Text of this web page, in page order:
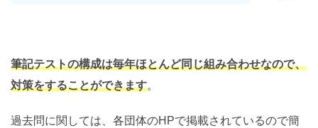
筆記テストの構成は毎年ほとんど同じ組み合わせなので、
対策をすることができます。
過去問に関しては、各団体のHPで掲載されているので簡